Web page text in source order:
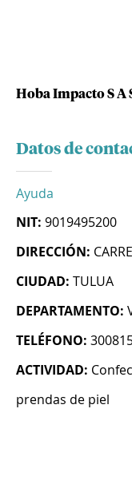
Hoba Impacto S A
Datos de
Ayuda
NIT: 9019495200
DIRECCIÓN:
CIUDAD: TULUA
DEPARTAMENTO:
TELÉFONO:
ACTIVIDAD:
prendas de piel